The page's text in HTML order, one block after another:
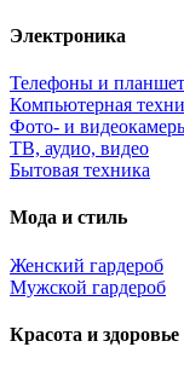
Электроника
Телефоны и
Компьютерная
Фото- и
ТВ, аудио, видео
Бытовая техника
Мода и стиль
Женский гардероб
Мужской гардероб
Красота и здоровье